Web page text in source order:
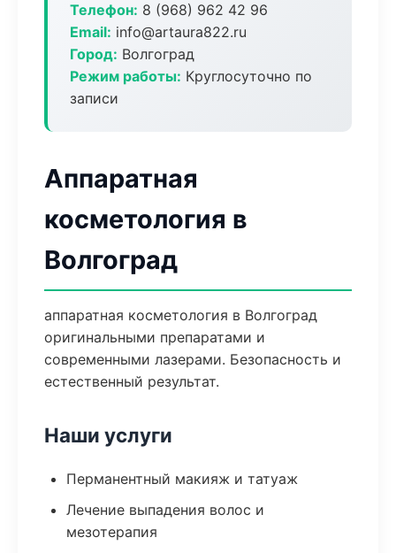
Телефон: 8 (968) 962 42 96
Email: info@artaura822.ru
Город: Волгоград
Режим работы: Круглосуточно по
записи
Аппаратная
косметология в
Волгоград
аппаратная косметология в Волгоград
оригинальными препаратами и
современными лазерами. Безопасность и
естественный результат.
Наши услуги
Перманентный макияж и татуаж
Лечение выпадения волос и
мезотерапия